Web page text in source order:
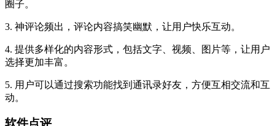
圈子。
3. 神评论频出，评论内容搞笑幽默，让用户快乐互动。
4. 提供多样化的内容形式，包括文字、视频、图片等，让用户
选择更加丰富。
5. 用户可以通过搜索功能找到通讯录好友，方便互相交流和互
动。